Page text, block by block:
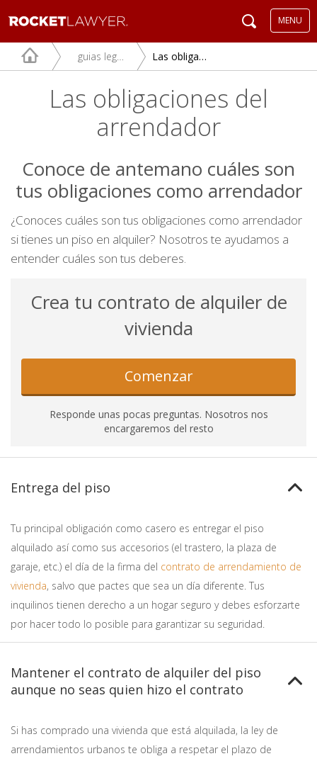
MENU
guias legales Las obligaciones del arrendador
Las obligaciones del
arrendador
Conoce de antemano cuáles son
tus obligaciones como arrendador
¿Conoces cuáles son tus obligaciones como arrendador
si tienes un piso en alquiler? Nosotros te ayudamos a
entender cuáles son tus deberes.
Crea tu contrato de alquiler de
vivienda
Comenzar
Responde unas pocas preguntas. Nosotros nos
encargaremos del resto
Entrega del piso
Tu principal obligación como casero es entregar el piso
alquilado así como sus accesorios (el trastero, la plaza de
garaje, etc.) el día de la firma del contrato de arrendamiento de
vivienda, salvo que pactes que sea un día diferente. Tus
inquilinos tienen derecho a un hogar seguro y debes esforzarte
por hacer todo lo posible para garantizar su seguridad.
Mantener el contrato de alquiler del piso
aunque no seas quien hizo el contrato
Si has comprado una vivienda que está alquilada, la ley de
arrendamientos urbanos te obliga a respetar el plazo de